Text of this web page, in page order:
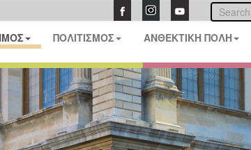
ΠΟΛΙΤΙΣΜΟΣ ΑΝΘΕΚΤΙΚΗ ΠΟΛΗ